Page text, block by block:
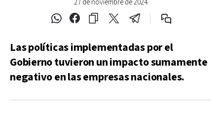
27 de noviembre de 2024
Las políticas implementadas por el
Gobierno tuvieron un impacto sumamente
negativo en las empresas nacionales.